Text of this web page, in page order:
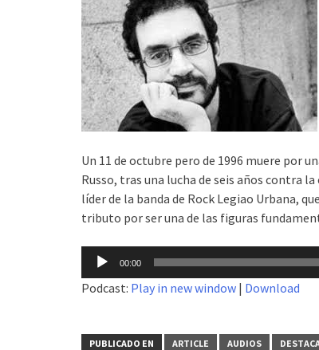
Un 11 de octubre pero de 1996 muere por
Russo, tras una lucha de seis años contra
líder de la banda de Rock Legiao Urbana,
tributo por ser una de las figuras
Reproductor
de
audio
00:00
Podcast: Play in new window | Download
PUBLICADO EN ARTICLE AUDIOS